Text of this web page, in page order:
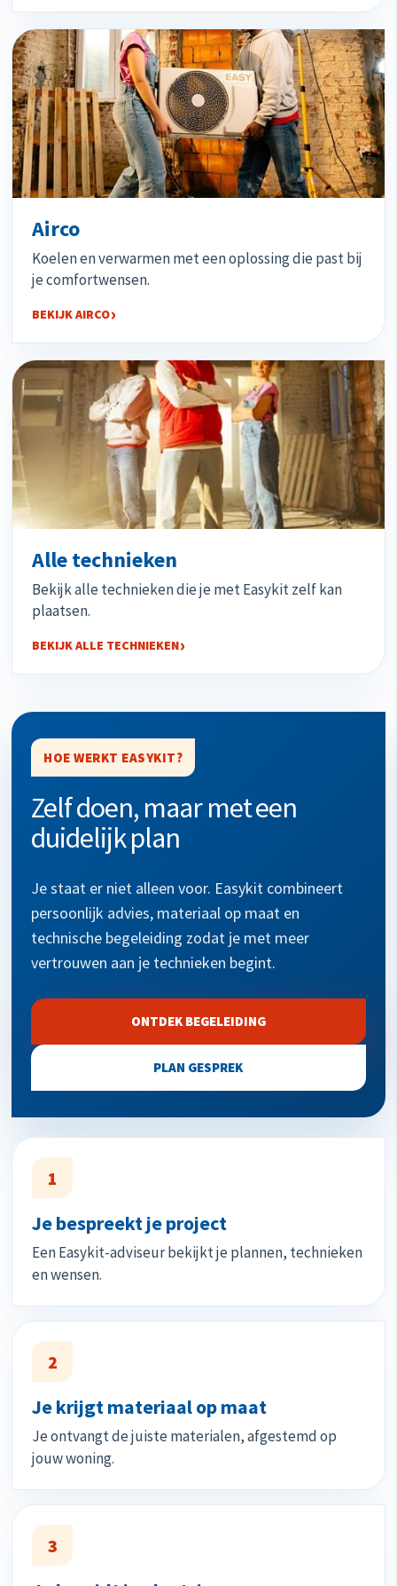
Airco
Koelen en verwarmen met een oplossing die past bij
je comfortwensen.
BEKIJK AIRCO
Alle technieken
Bekijk alle technieken die je met Easykit zelf kan
plaatsen.
BEKIJK ALLE TECHNIEKEN
HOE WERKT EASYKIT?
Zelf doen, maar met een
duidelijk plan
Je staat er niet alleen voor. Easykit combineert
persoonlijk advies, materiaal op maat en
technische begeleiding zodat je met meer
vertrouwen aan je technieken begint.
ONTDEK BEGELEIDING
PLAN GESPREK
1
Je bespreekt je project
Een Easykit-adviseur bekijkt je plannen, technieken
en wensen.
2
Je krijgt materiaal op maat
Je ontvangt de juiste materialen, afgestemd op
jouw woning.
3